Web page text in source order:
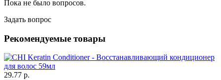
Пока не было вопросов.
Задать вопрос
Рекомендуемые товары
29.77 р.